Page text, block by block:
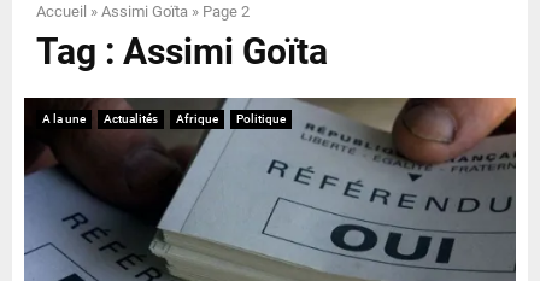
N
U
Accueil » Assimi Goïta » Page 2
Tag : Assimi Goïta
A la une Actualités Afrique Politique